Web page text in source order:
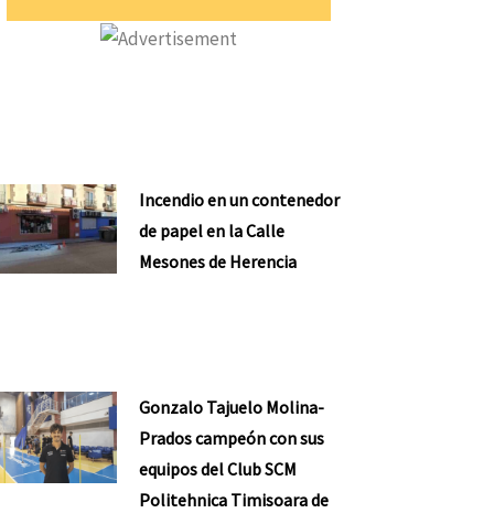
Incendio en un contenedor
de papel en la Calle
Mesones de Herencia
Gonzalo Tajuelo Molina-
Prados campeón con sus
equipos del Club SCM
Politehnica Timisoara de